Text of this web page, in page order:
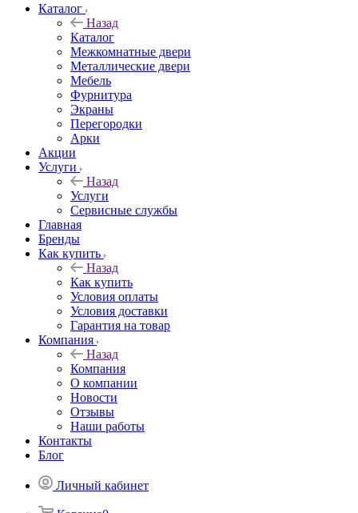
Каталог
Назад
Каталог
Межкомнатные двери
Металлические двери
Мебель
Фурнитура
Экраны
Перегородки
Арки
Акции
Услуги
Назад
Услуги
Сервисные службы
Главная
Бренды
Как купить
Назад
Как купить
Условия оплаты
Условия доставки
Гарантия на товар
Компания
Назад
Компания
О компании
Новости
Отзывы
Наши работы
Контакты
Блог
Личный кабинет